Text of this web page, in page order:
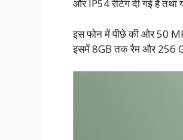
और IP54 रेटिंग दी गई है
इस फोन में पीछे की ओर 50
इसमें 8GB तक रैम और 256